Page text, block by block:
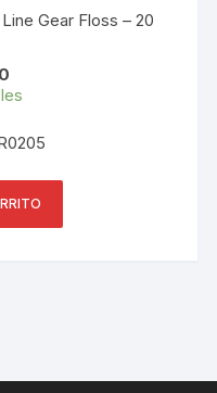
Gear Floss – 20